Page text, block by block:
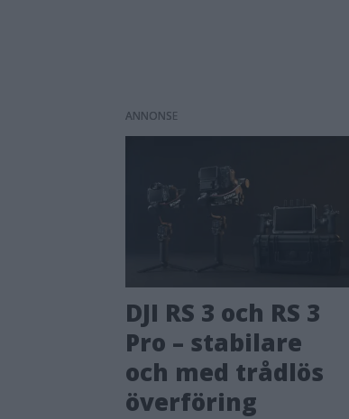
ANNONS
DJI RS 3 och RS 3
Pro – stabilare
och med trådlös
överföring